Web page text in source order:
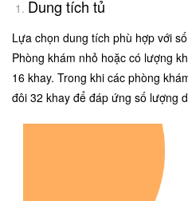
Dung tích tủ
Lựa chọn dung tích phù hợp với
Phòng khám nhỏ hoặc có lượng
16 khay. Trong khi các phòng
đôi 32 khay để đáp ứng số lượng